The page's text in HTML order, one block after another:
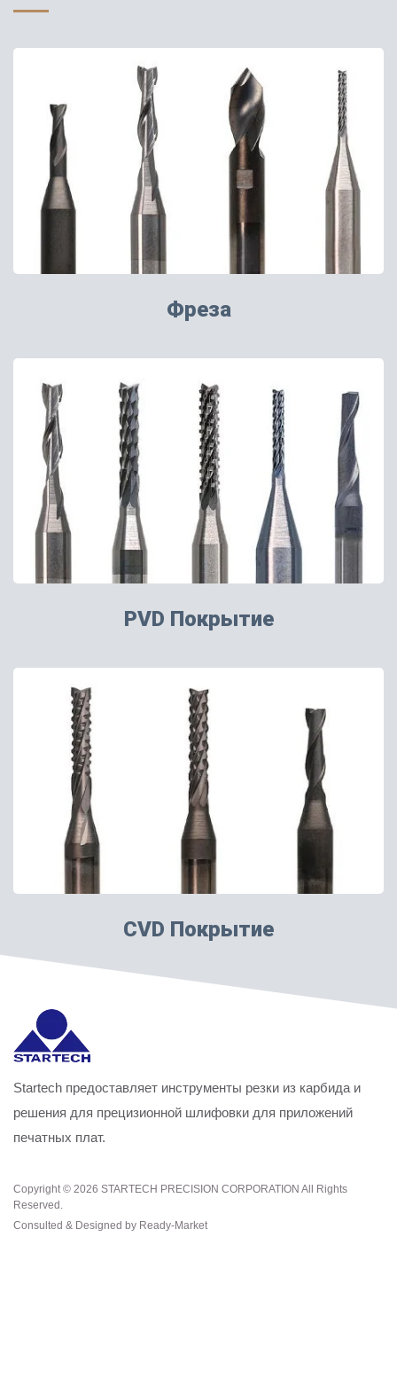
Фреза
PVD Покрытие
CVD Покрытие
Startech предоставляет инструменты резки из карбида и
решения для прецизионной шлифовки для приложений
печатных плат.
Copyright © 2026 STARTECH PRECISION CORPORATION All Rights
Reserved.
Consulted & Designed by Ready-Market